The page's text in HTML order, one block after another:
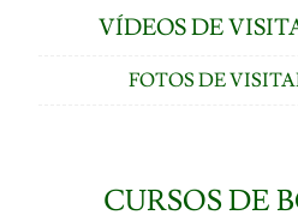
VÍDEOS DE
FOTOS DE
CURSOS DE